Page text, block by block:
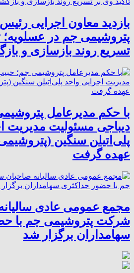
بازدید معاون اجرایی
پتروشیمی جم در عسلویه؛
تسریع روند بازسازی و
با حکم مدیرعامل
دیباجی مسئولیت مدیریت
پلی‌اتیلن سنگین
عهده گرفت
مجمع عمومی عادی
شرکت پتروشیمی جم با
سهامداران برگزار شد